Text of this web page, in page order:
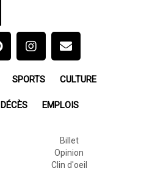
SPORTS CULTURE
DÉCÈS EMPLOIS
Billet
Opinion
Clin d'oeil